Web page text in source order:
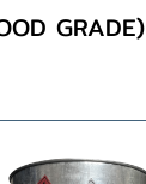
GRADE)